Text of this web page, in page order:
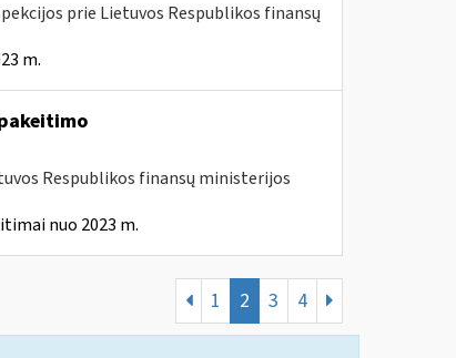
prie Lietuvos Respublikos finansų
m.
Respublikos finansų ministerijos
nuo 2023 m.
1 2 3 4